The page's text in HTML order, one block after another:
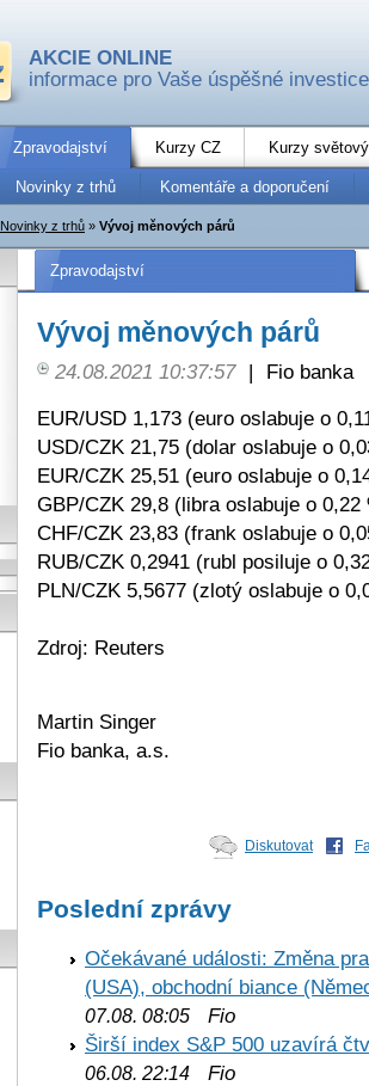
AKCIE ONLINE
informace pro Vaše úspěšné investice
Zpravodajství Kurzy CZ Kurzy
Novinky z trhů Komentáře a doporučení
Novinky z trhů » Vývoj měnových párů
Zpravodajství
Vývoj měnových párů
24.08.2021 10:37:57 |
Fio banka
EUR/USD 1,173 (euro oslabuje o
USD/CZK 21,75 (dolar oslabuje o
EUR/CZK 25,51 (euro oslabuje o
GBP/CZK 29,8 (libra oslabuje o 0,22
CHF/CZK 23,83 (frank oslabuje o
RUB/CZK 0,2941 (rubl posiluje o
PLN/CZK 5,5677 (zlotý oslabuje o
Zdroj: Reuters
Martin Singer
Fio banka, a.s.
Diskutovat
Poslední zprávy
Očekávané události: Změna
(USA), obchodní biance
07.08. 08:05 Fio
Širší index S&P 500 uzavírá
06.08. 22:14 Fio